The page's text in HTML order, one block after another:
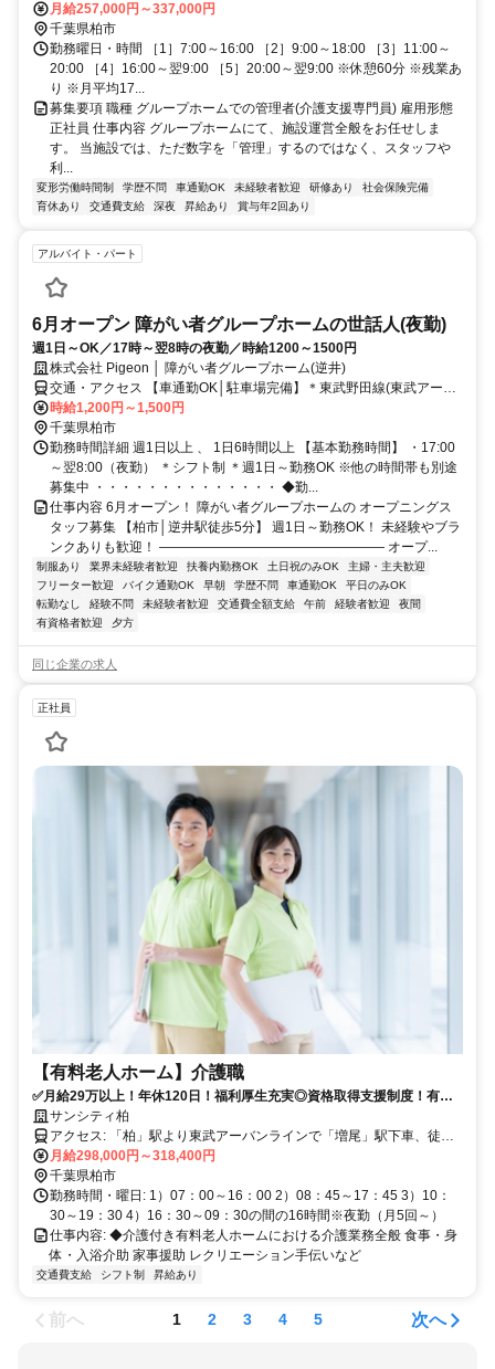
徒歩22分
月給257,000円～337,000円
千葉県柏市
勤務曜日・時間 ［1］7:00～16:00 ［2］9:00～18:00 ［3］11:00～
20:00 ［4］16:00～翌9:00 ［5］20:00～翌9:00 ※休憩60分 ※残業あ
り ※月平均17...
募集要項 職種 グループホームでの管理者(介護支援専門員) 雇用形態
正社員 仕事内容 グループホームにて、施設運営全般をお任せしま
す。 当施設では、ただ数字を「管理」するのではなく、スタッフや
利...
変形労働時間制 学歴不問 車通勤OK 未経験者歓迎 研修あり
社会保険完備
育休あり
交通費支給 深夜 昇給あり 賞与年2回あり
アルバイト・パート
6月オープン 障がい者グループホームの世話人(夜勤)
週1日～OK／17時～翌8時の夜勤／時給1200～1500円
株式会社 Pigeon │ 障がい者グループホーム(逆井)
交通・アクセス 【車通勤OK│駐車場完備】＊東武野田線(東武アーバ
ンパークライン) 逆井駅より徒歩5分
時給1,200円～1,500円
千葉県柏市
勤務時間詳細 週1日以上 、 1日6時間以上 【基本勤務時間】 ・17:00
～翌8:00（夜勤） ＊シフト制 ＊週1日～勤務OK ※他の時間帯も別途
募集中 ・・・・・・・・・・・・・・ ◆勤...
仕事内容 6月オープン！ 障がい者グループホームの オープニングス
タッフ募集 【柏市│逆井駅徒歩5分】 週1日～勤務OK！ 未経験やブラ
ンクありも歓迎！ ――――――――――――――――― オープ...
制服あり 業界未経験者歓迎 扶養内勤務OK 土日祝のみOK
主婦・主夫歓迎
フリーター歓迎
バイク通勤OK 早朝 学歴不問 車通勤OK
平日のみOK
転勤なし
経験不問 未経験者歓迎 交通費全額支給 午前 経験者歓迎
夜間
有資格者歓迎
夕方
同じ企業の求人
正社員
【有料老人ホーム】介護職
✅月給29万以上！年休120日！福利厚生充実◎資格取得支援制度！有料
の介護職
サンシティ柏
アクセス: 「柏」駅より東武アーバンラインで「増尾」駅下車、徒歩6
分
月給298,000円～318,400円
千葉県柏市
勤務時間・曜日: 1）07：00～16：00 2）08：45～17：45 3）10：
30～19：30 4）16：30～09：30の間の16時間※夜勤（月5回～）
仕事内容: ◆介護付き有料老人ホームにおける介護業務全般 食事・身
体・入浴介助 家事援助 レクリエーション手伝いなど
交通費支給 シフト制 昇給あり
前へ 1 2 3 4 5 次へ